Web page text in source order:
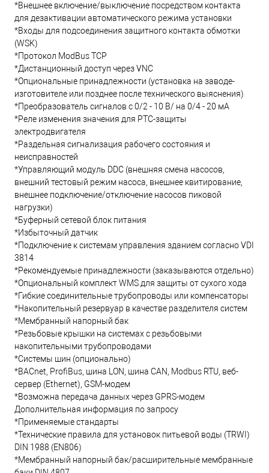
*Внешнее включение/выключение посредством контакта
для дезактивации автоматического режима установки
*Входы для подсоединения защитного контакта обмотки
(WSK)
*Протокол ModBus TCP
*Дистанционный доступ через VNC
*Опциональные принадлежности (установка на заводе-
изготовителе или позднее после технического выяснения)
*Преобразователь сигналов с 0/2 - 10 В/ на 0/4 - 20 мА
*Реле изменения значения для PTC-защиты
электродвигателя
*Раздельная сигнализация рабочего состояния и
неисправностей
*Управляющий модуль DDC (внешняя смена насосов,
внешний тестовый режим насоса, внешнее квитирование,
внешнее подключение/отключение насосов пиковой
нагрузки)
*Буферный сетевой блок питания
*Избыточный датчик
*Подключение к системам управления зданием согласно VDI
3814
*Рекомендуемые принадлежности (заказываются отдельно)
*Опциональный комплект WMS для защиты от сухого хода
*Гибкие соединительные трубопроводы или компенсаторы
*Накопительный резервуар в качестве разделителя систем
*Мембранный напорный бак
*Резьбовые крышки на системах с резьбовыми
накопительными трубопроводами
*Системы шин (опционально)
*BACnet, ProfiBus, шина LON, шина CAN, Modbus RTU, веб-
сервер (Ethernet), GSM-модем
*Возможна передача данных через GPRS-модем
Дополнительная информация по запросу
*Применяемые стандарты
*Технические правила для установок питьевой воды (TRWI)
DIN 1988 (EN806)
*Мембранный напорный бак/расширительные мембранные